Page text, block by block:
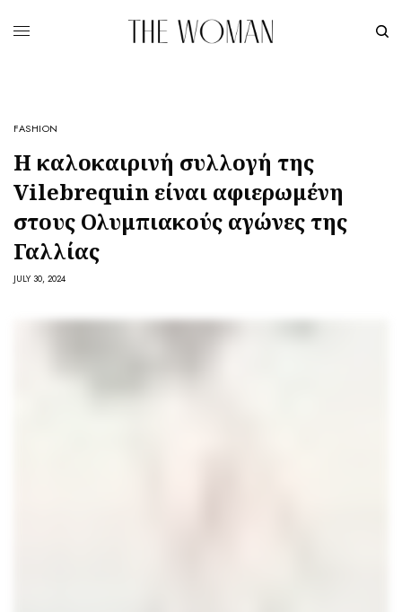
FASHION
Η καλοκαιρινή συλλογή της
Vilebrequin είναι αφιερωμένη
στους Ολυμπιακούς αγώνες της
Γαλλίας
JULY 30, 2024